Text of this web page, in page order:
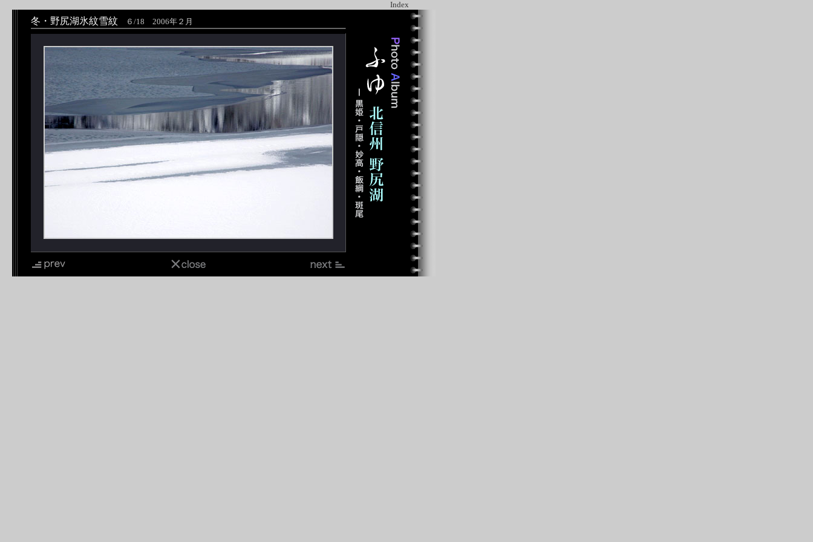
Index
冬・野尻湖氷紋雪紋 ６/18 2006年２月